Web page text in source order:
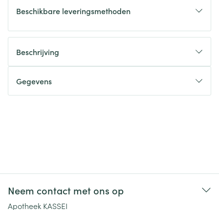
Beschikbare leveringsmethoden
Beschrijving
Gegevens
Neem contact met ons op
Apotheek KASSEI